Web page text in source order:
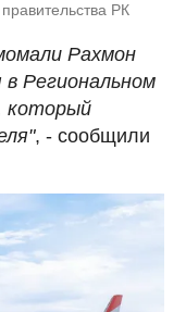
РК
Рахмон
Региональном
который
, - сообщили